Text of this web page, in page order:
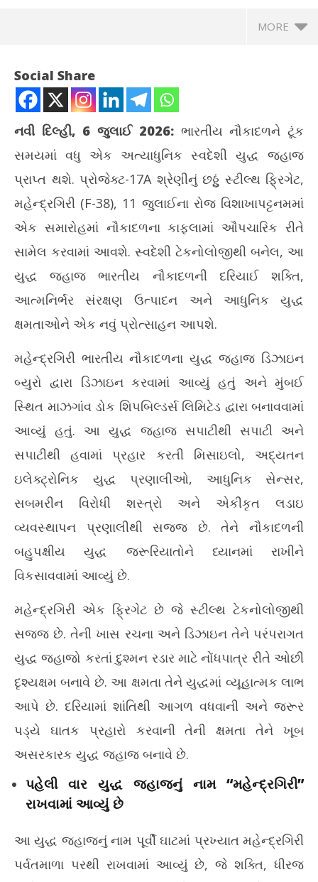
MORE
NOW VIEWING
ભારતીય નૌકાદળને ટૂંક સમયમાં વધુ એક અત્યાધુનિક સ્વદેશી યુદ્ધ
જહાજ પ્રાપ્ત થશે
July
6,
2026
Social Share
નવી દિલ્હી, 6 જુલાઈ 2026:ભારતીય નૌકાદળને ટૂંક
સમયમાં વધુ એક અત્યાધુનિક સ્વદેશી યુદ્ધ જહાજ
પ્રાપ્ત થશે. પ્રોજેક્ટ-17A શ્રેણીનું છઠ્ઠું સ્ટીલ્થ ફ્રિગેટ,
મહેન્દ્રગિરી (F-38), 11 જુલાઈના રોજ વિશાખાપટ્ટનમમાં
એક સમારોહમાં નૌકાદળના કાફલામાં ઔપચારિક રીતે
સામેલ કરવામાં આવશે. સ્વદેશી ટેકનોલોજીથી બનેલ, આ
યુદ્ધ જહાજ ભારતીય નૌકાદળની દરિયાઈ શક્તિ,
આત્મનિર્ભર સંરક્ષણ ઉત્પાદન અને આધુનિક યુદ્ધ
ક્ષમતાઓને એક નવું પ્રોત્સાહન આપશે.
મહેન્દ્રગિરી ભારતીય નૌકાદળના યુદ્ધ જહાજ ડિઝાઇન
બ્યુરો દ્વારા ડિઝાઇન કરવામાં આવ્યું હતું અને મુંબઈ
સ્થિત માઝગાંવ ડોક શિપબિલ્ડર્સ લિમિટેડ દ્વારા બનાવવામાં
આવ્યું હતું. આ યુદ્ધ જહાજ સપાટીથી સપાટી અને
સપાટીથી હવામાં પ્રહાર કરતી મિસાઇલો, અદ્યતન
ઇલેક્ટ્રોનિક યુદ્ધ પ્રણાલીઓ, આધુનિક સેન્સર,
સબમરીન વિરોધી શસ્ત્રો અને એકીકૃત લડાઇ
વ્યવસ્થાપન પ્રણાલીથી સજ્જ છે. તેને નૌકાદળની
બહુપક્ષીય યુદ્ધ જરૂરિયાતોને ધ્યાનમાં રાખીને
વિકસાવવામાં આવ્યું છે.
મહેન્દ્રગિરી એક ફ્રિગેટ છે જે સ્ટીલ્થ ટેકનોલોજીથી
સજ્જ છે. તેની ખાસ રચના અને ડિઝાઇન તેને પરંપરાગત
યુદ્ધ જહાજો કરતાં દુશ્મન રડાર માટે નોંધપાત્ર રીતે ઓછી
દૃશ્યક્ષમ બનાવે છે. આ ક્ષમતા તેને યુદ્ધમાં વ્યૂહાત્મક લાભ
આપે છે. દરિયામાં શાંતિથી આગળ વધવાની અને જરૂર
પડ્યે ઘાતક પ્રહારો કરવાની તેની ક્ષમતા તેને ખૂબ
અસરકારક યુદ્ધ જહાજ બનાવે છે.
પહેલી વાર યુદ્ધ જહાજનું નામ “મહેન્દ્રગિરી”
રાખવામાં આવ્યું છે
આ યુદ્ધ જહાજનું નામ પૂર્વી ઘાટમાં પ્રખ્યાત મહેન્દ્રગિરી
પર્વતમાળા પરથી રાખવામાં આવ્યું છે, જે શક્તિ, ધીરજ